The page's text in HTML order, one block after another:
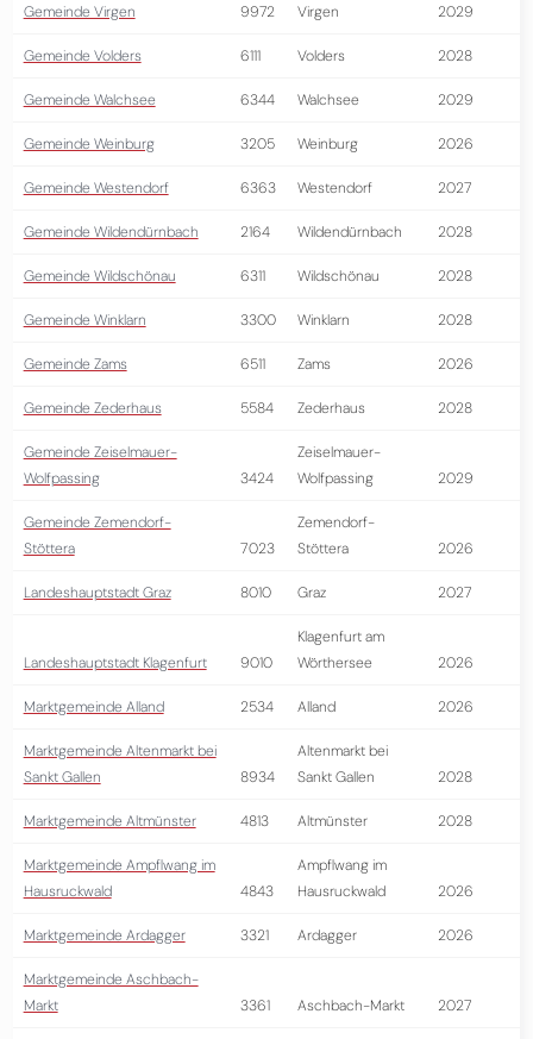
Gemeinde Virgen 9972 Virgen 2029
Gemeinde Volders 6111 Volders 2028
Gemeinde Walchsee 6344 Walchsee 2029
Gemeinde Weinburg 3205 Weinburg 2026
Gemeinde Westendorf 6363 Westendorf 2027
Gemeinde Wildendürnbach 2164 Wildendürnbach 2028
Gemeinde Wildschönau 6311 Wildschönau 2028
Gemeinde Winklarn 3300 Winklarn 2028
Gemeinde Zams 6511 Zams 2026
Gemeinde Zederhaus 5584 Zederhaus 2028
Gemeinde Zeiselmauer-
Wolfpassing
3424
Zeiselmauer-
Wolfpassing
2029
Gemeinde Zemendorf-
Stöttera
7023
Zemendorf-
Stöttera
2026
Landeshauptstadt Graz 8010 Graz 2027
Landeshauptstadt Klagenfurt 9010
Klagenfurt am
Wörthersee
2026
Marktgemeinde Alland 2534 Alland 2026
Marktgemeinde Altenmarkt bei
Sankt Gallen
8934
Altenmarkt bei
Sankt Gallen
2028
Marktgemeinde Altmünster 4813 Altmünster 2028
Marktgemeinde Ampflwang im
Hausruckwald
4843
Ampflwang im
Hausruckwald
2026
Marktgemeinde Ardagger 3321 Ardagger 2026
Marktgemeinde Aschbach-
Markt
3361 Aschbach-Markt 2027